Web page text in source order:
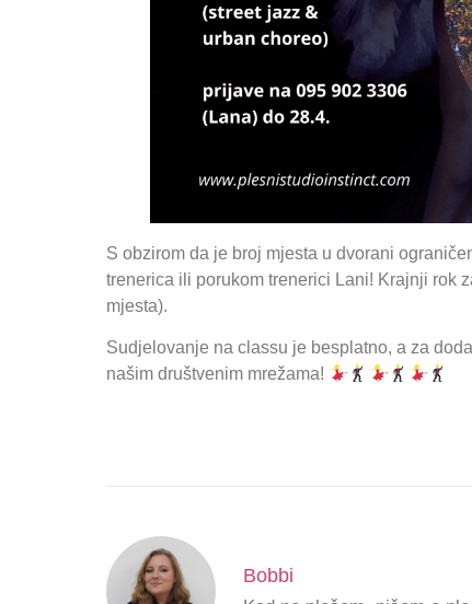
S obzirom da je broj mjesta u dvorani
trenerica ili porukom trenerici Lani! Krajnji rok
mjesta).
Sudjelovanje na classu je besplatno, a za
našim društvenim mrežama!
Bobbi